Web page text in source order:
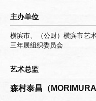
主办单位
横滨市、（公财）横滨市艺
三年展组织委员会
艺术总监
森村泰昌（